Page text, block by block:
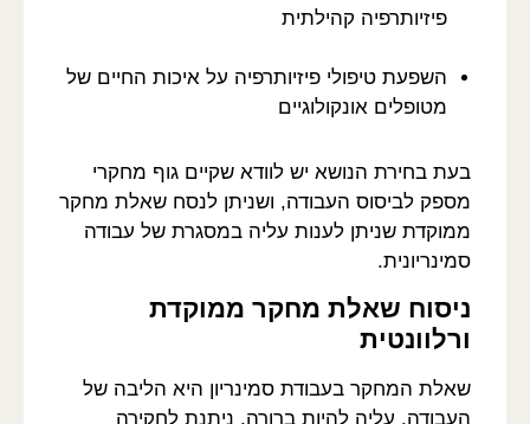
פיזיותרפיה קהילתית
השפעת טיפולי פיזיותרפיה על איכות החיים של
מטופלים אונקולוגיים
בעת בחירת הנושא יש לוודא שקיים גוף מחקרי
מספק לביסוס העבודה, ושניתן לנסח שאלת מחקר
ממוקדת שניתן לענות עליה במסגרת של עבודה
סמינריונית.
ניסוח שאלת מחקר ממוקדת
ורלוונטית
שאלת המחקר בעבודת סמינריון היא הליבה של
העבודה. עליה להיות ברורה, ניתנת לחקירה